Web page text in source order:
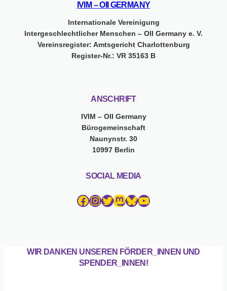
IVIM – OII GERMANY
Internationale Vereinigung
Intergeschlechtlicher Menschen – OII Germany e. V.
Vereinsregister: Amtsgericht Charlottenburg
Register-Nr.: VR 35163 B
ANSCHRIFT
IVIM – OII Germany
Bürogemeinschaft
Naunynstr. 30
10997 Berlin
SOCIAL MEDIA
Facebook InstagramTwitter Mastodon Bluesky YouTube
WIR DANKEN UNSEREN FÖRDER_INNEN UND
SPENDER_INNEN!